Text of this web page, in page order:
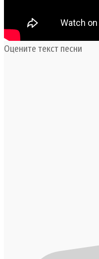
Оцените текст песни